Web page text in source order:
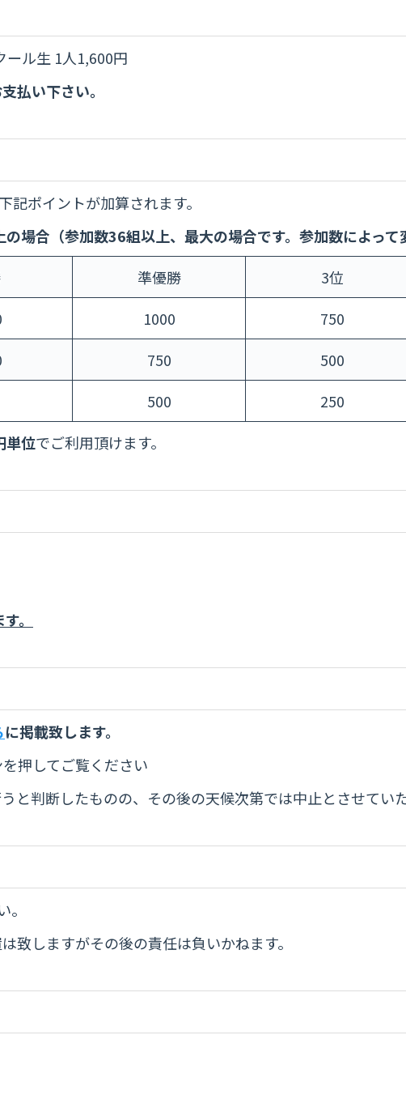
ル生 1人1,600円
払い下さい。
記ポイントが加算されます。
場合（参加数36組以上、最大の場合です。参加数によって
準優勝 3位
1000 750
750 500
500 250
単位でご利用頂けます。
。
に掲載致します。
押してご覧ください
と判断したものの、その後の天候次第では中止とさせてい
しますがその後の責任は負いかねます。